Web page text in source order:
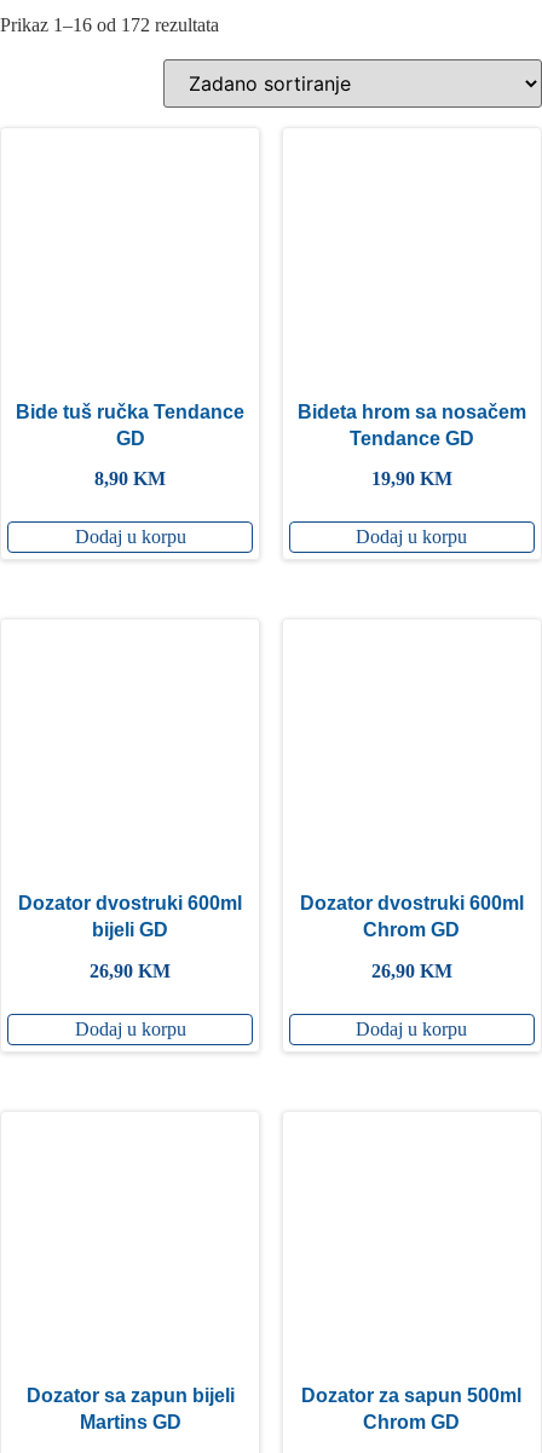
Prikaz 1–16 od 172 rezultata
Bide tuš ručka Tendance
GD
8,90KM
Dodaj u korpu
Bideta hrom sa nosačem
Tendance GD
19,90 KM
Dodaj u korpu
Dozator dvostruki 600ml
bijeli GD
26,90KM
Dodaj u korpu
Dozator dvostruki 600ml
Chrom GD
26,90 KM
Dodaj u korpu
Dozator sa zapun bijeli
Martins GD
Dozator za sapun 500ml
Chrom GD